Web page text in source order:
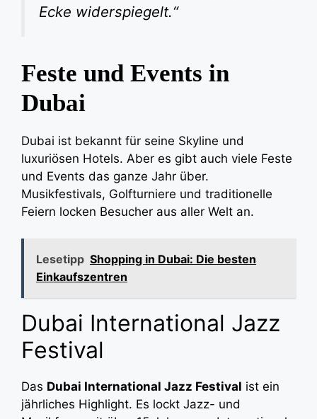
Ecke widerspiegelt.“
Feste und Events in
Dubai
Dubai ist bekannt für seine Skyline und
luxuriösen Hotels. Aber es gibt auch viele Feste
und Events das ganze Jahr über.
Musikfestivals, Golfturniere und traditionelle
Feiern locken Besucher aus aller Welt an.
Lesetipp Shopping in Dubai: Die besten
Einkaufszentren
Dubai International Jazz
Festival
Das Dubai International Jazz Festival ist ein
jährliches Highlight. Es lockt Jazz- und